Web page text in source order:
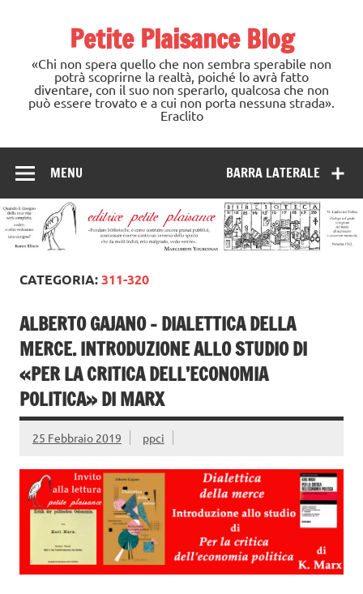
Petite Plaisance Blog
«Chi non spera quello che non sembra sperabile non
potrà scoprirne la realtà, poiché lo avrà fatto
diventare, con il suo non sperarlo, qualcosa che non
può essere trovato e a cui non porta nessuna strada».
Eraclito
BARRA LATERALE
MENU
CATEGORIA:311-320
ALBERTO GAJANO – DIALETTICA DELLA
MERCE. INTRODUZIONE ALLO STUDIO DI
«PER LA CRITICA DELL’ECONOMIA
POLITICA» DI MARX
25 Febbraio 2019 ppci